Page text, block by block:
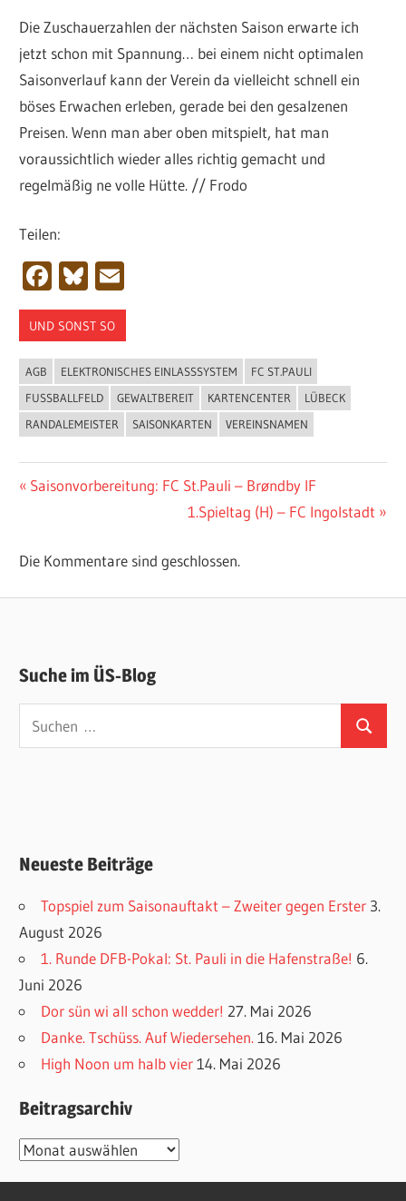
Die Zuschauerzahlen der nächsten Saison erwarte ich
jetzt schon mit Spannung… bei einem nicht optimalen
Saisonverlauf kann der Verein da vielleicht schnell ein
böses Erwachen erleben, gerade bei den gesalzenen
Preisen. Wenn man aber oben mitspielt, hat man
voraussichtlich wieder alles richtig gemacht und
regelmäßig ne volle Hütte. // Frodo
Teilen:
Facebook
Bluesky
UND SONST SO
AGB ELEKTRONISCHES EINLASSSYSTEM
FC ST.PAULI
FUSSBALLFELD
GEWALTBEREIT KARTENCENTER
LÜBECK
RANDALEMEISTER
SAISONKARTEN VEREINSNAMEN
Beitragsnavigation
Vorheriger
Saisonvorbereitung: FC St.Pauli – Brøndby IF
Nächster
1.Spieltag (H) – FC Ingolstadt
Die Kommentare sind geschlossen.
Suche im ÜS-Blog
Suchen
nach:
Suchen
Neueste Beiträge
Topspiel zum Saisonauftakt – Zweiter gegen Erster 3.
August 2026
1. Runde DFB-Pokal: St. Pauli in die Hafenstraße! 6.
Juni 2026
Dor sün wi all schon wedder! 27. Mai 2026
Danke. Tschüss. Auf Wiedersehen. 16. Mai 2026
High Noon um halb vier 14. Mai 2026
Beitragsarchiv
Beitragsarchiv